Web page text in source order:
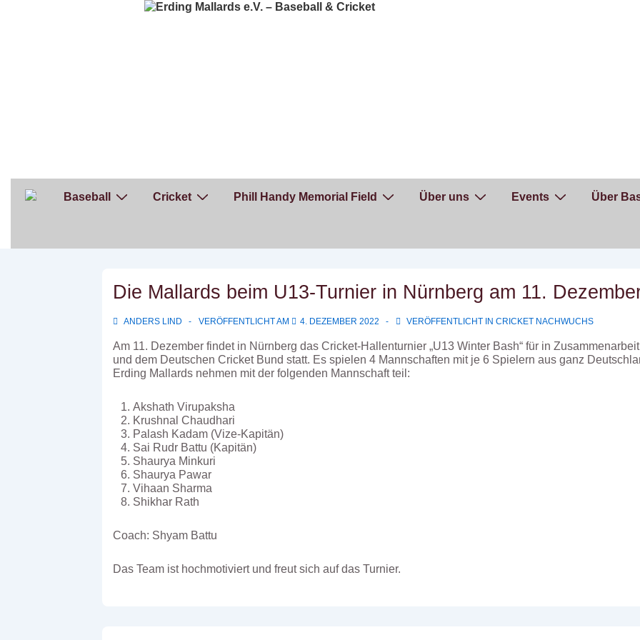
Baseball
Cricket Phill Handy Memorial Field Über uns Events Über
Die Mallards beim U13-Turnier in Nürnberg am 11.
ANDERS LIND VERÖFFENTLICHT AM 4. DEZEMBER 2022 VERÖFFENTLICHT IN CRICKET NACHWUCHS
Am 11. Dezember findet in Nürnberg das Cricket-Hallenturnier „U13 Winter Bash“ für in
und dem Deutschen Cricket Bund statt. Es spielen 4 Mannschaften mit je 6 Spielern aus ganz
Erding Mallards nehmen mit der folgenden Mannschaft teil:
Akshath Virupaksha
Krushnal Chaudhari
Palash Kadam (Vize-Kapitän)
Sai Rudr Battu (Kapitän)
Shaurya Minkuri
Shaurya Pawar
Vihaan Sharma
Shikhar Rath
Coach: Shyam Battu
Das Team ist hochmotiviert und freut sich auf das Turnier.